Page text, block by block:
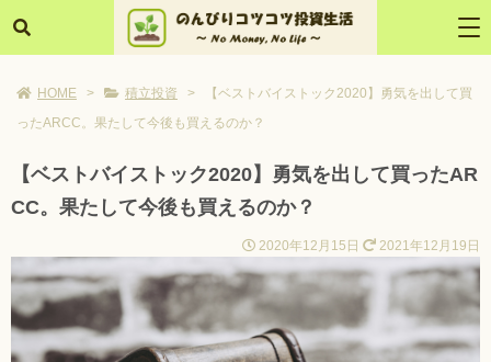
HOME > 積立投資 >
【ベストバイストック2020】勇気を出して買
ったARCC。果たして今後も買えるのか？
【ベストバイストック2020】勇気を出して買ったAR
CC。果たして今後も買えるのか？
2020年12月15日 2021年12月19日